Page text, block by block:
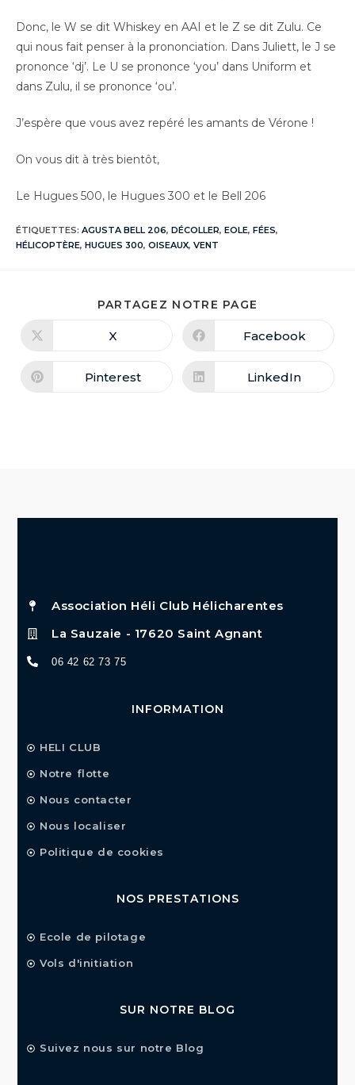
Donc, le W se dit Whiskey en AAI et le Z se dit Zulu. Ce
qui nous fait penser à la prononciation. Dans Juliett, le J se
prononce ‘dj’. Le U se prononce ‘you’ dans Uniform et
dans Zulu, il se prononce ‘ou’.
J’espère que vous avez repéré les amants de Vérone !
On vous dit à très bientôt,
Le Hugues 500, le Hugues 300 et le Bell 206
ÉTIQUETTES: AGUSTA BELL 206, DÉCOLLER, EOLE, FÉES,
HÉLICOPTÈRE, HUGUES 300, OISEAUX, VENT
PARTAGEZ NOTRE PAGE
X Facebook
Pinterest LinkedIn
Association Héli Club Hélicharentes
La Sauzaie - 17620 Saint Agnant
06 42 62 73 75
INFORMATION
HELI CLUB
Notre flotte
Nous contacter
Nous localiser
Politique de cookies
NOS PRESTATIONS
Ecole de pilotage
Vols d'initiation
SUR NOTRE BLOG
Suivez nous sur notre Blog